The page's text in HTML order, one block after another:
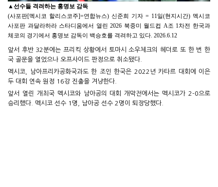
▲ 선수들 격려하는 홍명보 감독
(사포판[멕시코 할리스코주]=연합뉴스) 신준희 기자 = 11일(현지시간) 멕시코
사포판 과달라하라 스타디움에서 열린 2026 북중미 월드컵 A조 1차전 한국과
체코의 경기에서 홍명보 감독이 백승호를 격려하고 있다. 2026.6.12
앞서 후반 32분에는 프리킥 상황에서 토마시 소우체크의 헤더로 또 한 번 한
국 골문을 열었으나 오프사이드 판정으로 취소됐다.
멕시코, 남아프리카공화국과도 한 조인 한국은 2022년 카타르 대회에 이은
두 대회 연속 원정 16강 진출을 겨냥한다.
앞서 열린 개최국 멕시코와 남아공의 대회 개막전에서는 멕시코가 2-0으로
승리했다. 멕시코 선수 1명, 남아공 선수 2명이 퇴장당했다.